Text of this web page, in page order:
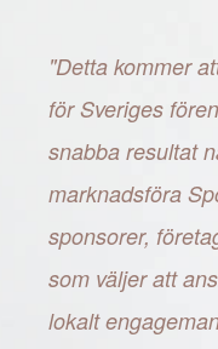
"Detta kommer
för Sveriges
snabba resultat
marknadsföra
sponsorer,
som väljer att
lokalt